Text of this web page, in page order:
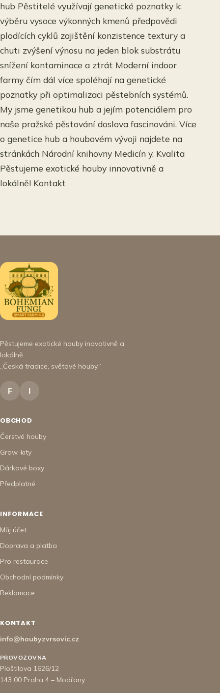
hub Pěstitelé využívají genetické poznatky k:
výběru vysoce výkonných kmenů předpovědi
plodících cyklů zajištění konzistence textury a
chuti zvýšení výnosu na jeden blok substrátu
snížení kontaminace a ztrát Moderní indoor
farmy čím dál více spoléhají na genetické
poznatky při optimalizaci pěstebních systémů.
My jsme genetikou hub a jejím potenciálem pro
naše pražské pěstování doslova fascinováni. Více
o genetice hub a houbovém vývoji najdete na
stránkách Národní knihovny Medicín y. Kvalita
Pěstujeme exotické houby innovativně a
lokálně! Kontakt
Pěstujeme exotické houby inovativně a
lokálně.
„Česká tradice, světové houby.“
F I
OBCHOD
Čerstvé houby
Grow-kity
Dárkové boxy
Předplatné
INFORMACE
Můj účet
Doprava a platba
Pro restaurace
Obchodní podmínky
Reklamace
KONTAKT
info@houbyzvrsovic.cz
PROVOZOVNA
Ploštilova 1626/12
143 00 Praha 4 – Modřany